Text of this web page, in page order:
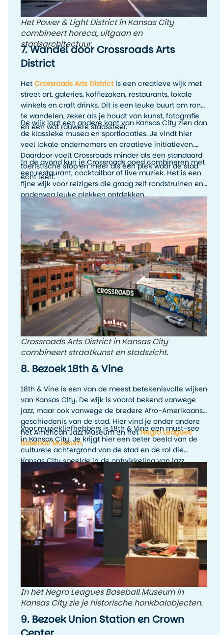
Het Power & Light District in Kansas City
combineert horeca, uitgaan en
stadsarchitectuur.
7. Wandel door Crossroads Arts
District
Het Crossroads Arts Districtis een creatieve wijk met
street art, galeries, koffiezaken, restaurants, lokale
winkels en craft drinks. Dit is een leuke buurt om rond
te wandelen, zeker als je houdt van kunst, fotografie
en een wat rauwere stadssfeer.
De wijk laat een andere kant van Kansas City zien dan
de klassieke musea en sportlocaties. Je vindt hier
veel lokale ondernemers en creatieve initiatieven.
Daardoor voelt Crossroads minder als een standaard
toeristische stop en meer als een plek waar de stad
echt leeft.
In de avond kun je Crossroads goed combineren met
een restaurant, cocktailbar of live muziek. Het is een
fijne wijk voor reizigers die graag zelf rondstruinen en
onderweg leuke plekken ontdekken.
Crossroads Arts District in Kansas City
combineert straatkunst en stadszicht.
8. Bezoek 18th & Vine
18th & Vine is een van de meest betekenisvolle wijken
van Kansas City. De wijk is vooral bekend vanwege
jazz, maar ook vanwege de bredere Afro-Amerikaanse
geschiedenis van de stad. Hier vind je onder andere
het American Jazz Museum en hetNegro Leagues
Baseball Museum.
Voor muziekliefhebbers is 18th & Vine een must-see
in Kansas City. Je krijgt hier een beter beeld van de
culturele achtergrond van de stad en de rol die
Kansas City speelde in de ontwikkeling van jazz.
Combineer een museumbezoek bij voorkeur met live
muziek in de avond, zodat de geschiedenis ook echt
tot leven komt.
In het Negro Leagues Baseball Museum in
Kansas City zie je historische honkbalobjecten.
9. Bezoek Union Station en Crown